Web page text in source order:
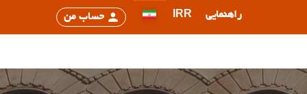
راهنمایی IRR حساب من